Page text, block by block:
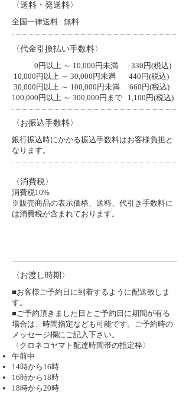
〈送料・発送料〉
全国一律送料 : 無料
〈代金引換払い手数料〉
0円以上 ～ 10,000円未満 330円(税込)
10,000円以上 ～ 30,000円未満 440円(税込)
30,000円以上 ～ 100,000円未満 660円(税込)
100,000円以上 ～ 300,000円まで 1,100円(税込)
〈お振込手数料〉
銀行振込時にかかる振込手数料はお客様負担と
なります。
〈消費税〉
消費税10%
※販売商品の表示価格、送料、代引き手数料に
は消費税が含まれております。
〈お渡し時期〉
■お客様ご予約日に到着するように配送致しま
す。
​■ご予約頂きました日とご予約日に期間が有る
場合は、時間指定なども可能です。ご予約時の
メッセージ欄にご記入下さい。
​〈クロネコヤマト配達時間帯の指定枠〉
午前中
14時から16時
16時から18時
18時から20時